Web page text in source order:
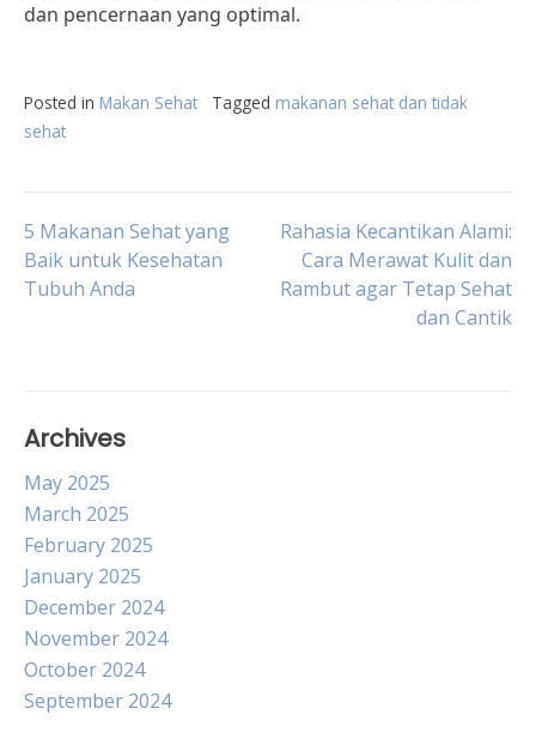
dan pencernaan yang optimal.
Posted in Makan Sehat Tagged makanan sehat dan tidak
sehat
Post
navigation
5 Makanan Sehat yang
Baik untuk Kesehatan
Tubuh Anda
Rahasia Kecantikan Alami:
Cara Merawat Kulit dan
Rambut agar Tetap Sehat
dan Cantik
Archives
May 2025
March 2025
February 2025
January 2025
December 2024
November 2024
October 2024
September 2024